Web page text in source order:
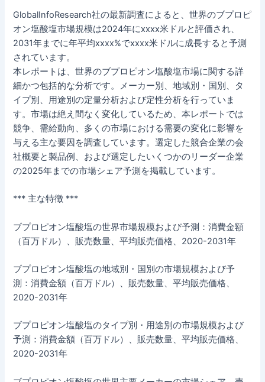
GlobalInfoResearch社の最新調査によると、世界のブプロピ
オン塩酸塩市場規模は2024年にxxxx米ドルと評価され、
2031年までに年平均xxxx%でxxxx米ドルに成長すると予測
されています。
本レポートは、世界のブプロピオン塩酸塩市場に関する詳
細かつ包括的な分析です。メーカー別、地域別・国別、タ
イプ別、用途別の定量分析および定性分析を行っていま
す。市場は絶え間なく変化しているため、本レポートでは
競争、需給動向、多くの市場における需要の変化に影響を
与える主な要因を調査しています。選定した競合企業の会
社概要と製品例、および選定したいくつかのリーダー企業
の2025年までの市場シェア予測を掲載しています。
*** 主な特徴 ***
ブプロピオン塩酸塩の世界市場規模および予測：消費金額
（百万ドル）、販売数量、平均販売価格、2020-2031年
ブプロピオン塩酸塩の地域別・国別の市場規模および予
測：消費金額（百万ドル）、販売数量、平均販売価格、
2020-2031年
ブプロピオン塩酸塩のタイプ別・用途別の市場規模および
予測：消費金額（百万ドル）、販売数量、平均販売価格、
2020-2031年